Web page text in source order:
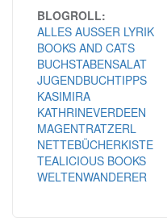
BLOGROLL:
ALLES AUSSER LYRIK
BOOKS AND CATS
BUCHSTABENSALAT
JUGENDBUCHTIPPS
KASIMIRA
KATHRINEVERDEEN
MAGENTRATZERL
NETTEBÜCHERKISTE
TEALICIOUS BOOKS
WELTENWANDERER